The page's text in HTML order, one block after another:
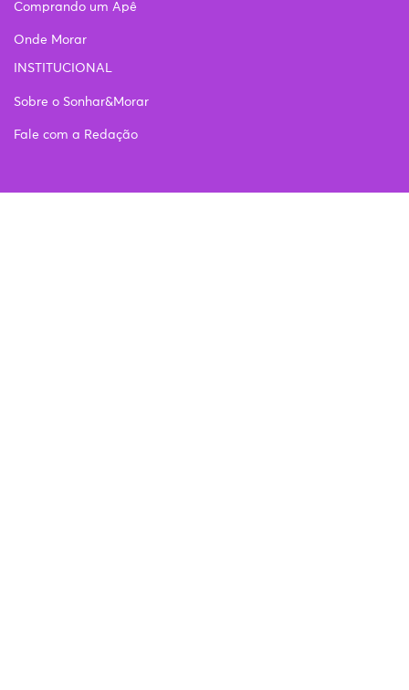
Comprando um Apê
Onde Morar
INSTITUCIONAL
Sobre o Sonhar&Morar
Fale com a Redação